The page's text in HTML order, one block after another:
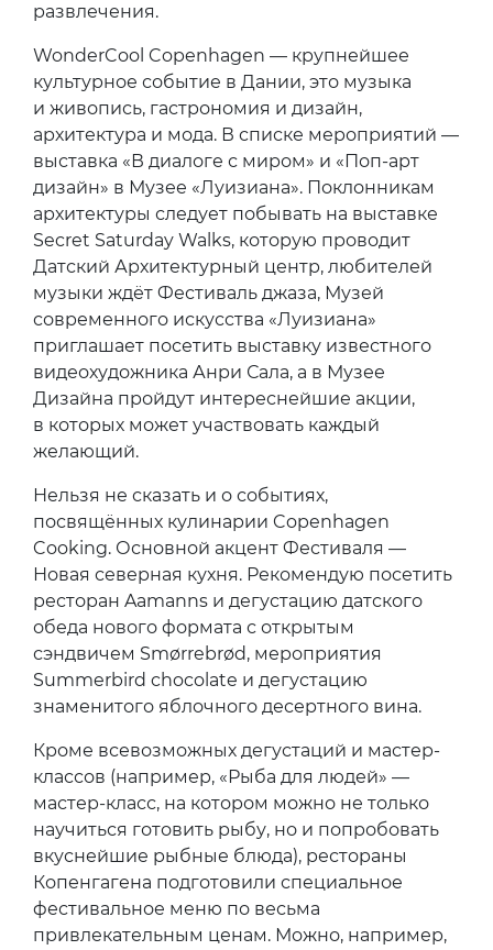
развлечения.
WonderCool Copenhagen — крупнейшее
культурное событие в Дании, это музыка
и живопись, гастрономия и дизайн,
архитектура и мода. В списке мероприятий —
выставка «В диалоге с миром» и «Поп-арт
дизайн» в Музее «Луизиана». Поклонникам
архитектуры следует побывать на выставке
Secret Saturday Walks, которую проводит
Датский Архитектурный центр, любителей
музыки ждёт Фестиваль джаза, Музей
современного искусства «Луизиана»
приглашает посетить выставку известного
видеохудожника Анри Сала, а в Музее
Дизайна пройдут интереснейшие акции,
в которых может участвовать каждый
желающий.
Нельзя не сказать и о событиях,
посвящённых кулинарии Copenhagen
Cooking. Основной акцент Фестиваля —
Новая северная кухня. Рекомендую посетить
ресторан Aamanns и дегустацию датского
обеда нового формата с открытым
сэндвичем Smørrebrød, мероприятия
Summerbird chocolate и дегустацию
знаменитого яблочного десертного вина.
Кроме всевозможных дегустаций и мастер-
классов (например, «Рыба для людей» —
мастер-класс, на котором можно не только
научиться готовить рыбу, но и попробовать
вкуснейшие рыбные блюда), рестораны
Копенгагена подготовили специальное
фестивальное меню по весьма
привлекательным ценам. Можно, например,